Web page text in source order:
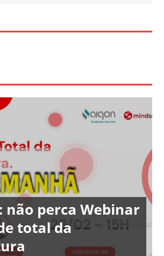
não perca Webinar
total da